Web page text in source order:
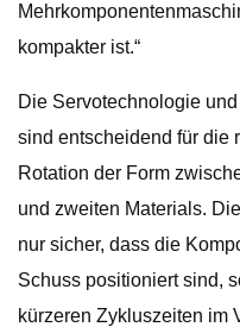
kompakter ist.“
Die Servotechnologie
sind entscheidend für die
Rotation der Form
und zweiten Materials.
nur sicher, dass die
Schuss positioniert sind,
kürzeren Zykluszeiten im